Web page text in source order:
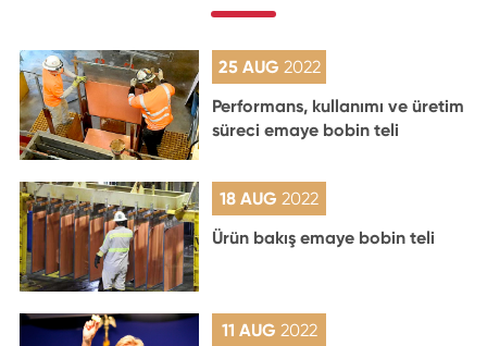
25 AUG 2022
Performans, kullanımı ve üretim
süreci emaye bobin teli
18 AUG2022
Ürün bakış emaye bobin teli
11 AUG 2022